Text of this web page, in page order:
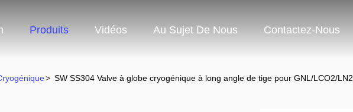
Produits Vidéos Au Sujet De Nous Contactez-Nous
> SW SS304 Valve à globe cryogénique à long angle de tige pour GNL/LCO2/LN2